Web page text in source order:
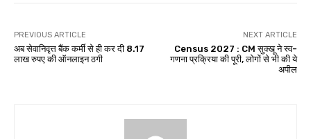
PREVIOUS ARTICLE
अब सेवानिवृत्त बैंक कर्मी से ही कर दी 8.17
लाख रुपए की ऑनलाइन ठगी
NEXT ARTICLE
Census 2027 : CM सुक्खू ने स्व-
गणना प्रक्रिया की पूरी, लोगों से भी की ये
अपील